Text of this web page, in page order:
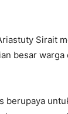
Sirait
besar
berupaya